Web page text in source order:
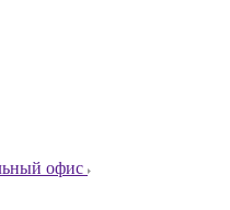
офис